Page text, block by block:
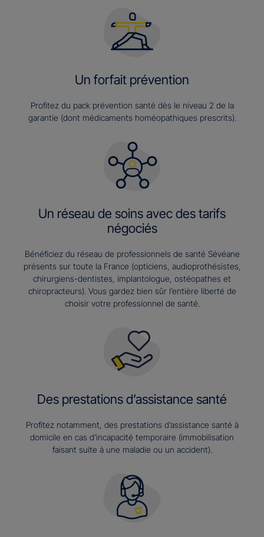
Un forfait prévention
Profitez du pack prévention santé dès le niveau 2 de la
garantie (dont médicaments homéopathiques prescrits).
Un réseau de soins avec des tarifs
négociés
Bénéficiez du réseau de professionnels de santé Sévéane
présents sur toute la France (opticiens, audioprothésistes,
chirurgiens-dentistes, implantologue, ostéopathes et
chiropracteurs). Vous gardez bien sûr l’entière liberté de
choisir votre professionnel de santé.
Des prestations d’assistance santé
Profitez notamment, des prestations d’assistance santé à
domicile en cas d’incapacité temporaire (immobilisation
faisant suite à une maladie ou un accident).